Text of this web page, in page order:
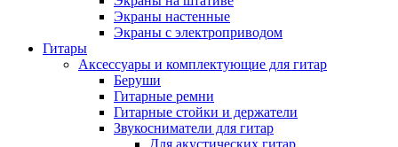
Экраны настенные
Экраны с электроприводом
Гитары
Аксессуары и комплектующие для гитар
Беруши
Гитарные ремни
Гитарные стойки и держатели
Звукосниматели для гитар
Для акустических гитар